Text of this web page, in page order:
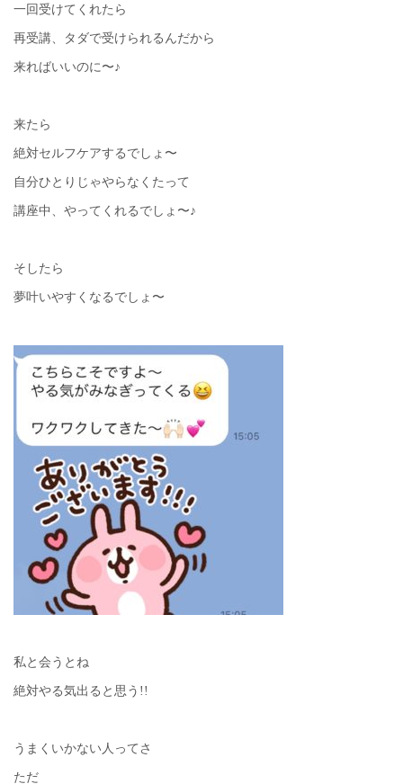
一回受けてくれたら
再受講、タダで受けられるんだから
来ればいいのに〜♪
来たら
絶対セルフケアするでしょ〜
自分ひとりじゃやらなくたって
講座中、やってくれるでしょ〜♪
そしたら
夢叶いやすくなるでしょ〜
私と会うとね
絶対やる気出ると思う!!
うまくいかない人ってさ
ただ